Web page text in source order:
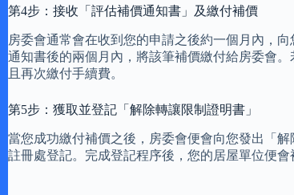
第4步：接收「評估補價通知書」及繳付補價
房委會通常會在收到您的申請之後約一個月內，
通知書後的兩個月內，將該筆補價繳付給房委會
且再次繳付手續費。
第5步：獲取並登記「解除轉讓限制證明書」
當您成功繳付補價之後，房委會便會向您發出「
註冊處登記。完成登記程序後，您的居屋單位便